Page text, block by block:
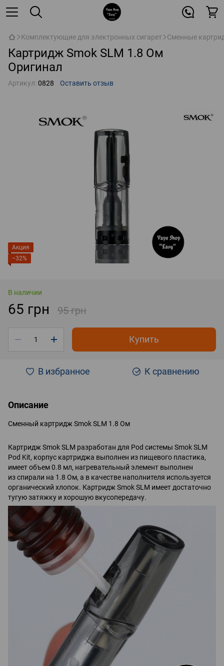
Комплектующие для электронных сигарет Сменные
Картридж Smok SLM 1.8 Ом
Оригинал
Артикул: 0828 Оставить отзыв
Акция
−32%
В наличии
65 грн 95 грн
Купить
В избранное К сравнению
Описание
Сменный картридж Smok SLM 1.8 Ом
Картридж Smok SLM разработан для Pod системы Smok SLM
Pod Kit, корпус картриджа выполнен из пищевого пластика,
имеет объем 0.8 мл, нагревательный элемент выполнен
из спирали на 1.8 Ом, а в качестве наполнителя используется
органический хлопок. Картридж Smok SLM имеет достаточно
тугую затяжку и хорошую вкусопередачу.